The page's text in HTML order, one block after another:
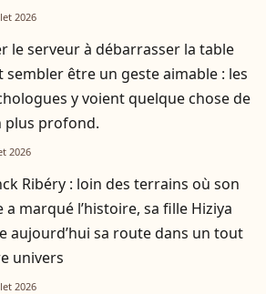
2026
le serveur à débarrasser la table
sembler être un geste aimable : les
y voient quelque chose de
plus profond.
2026
Ribéry : loin des terrains où son
a marqué l’histoire, sa fille Hiziya
aujourd’hui sa route dans un tout
univers
2026